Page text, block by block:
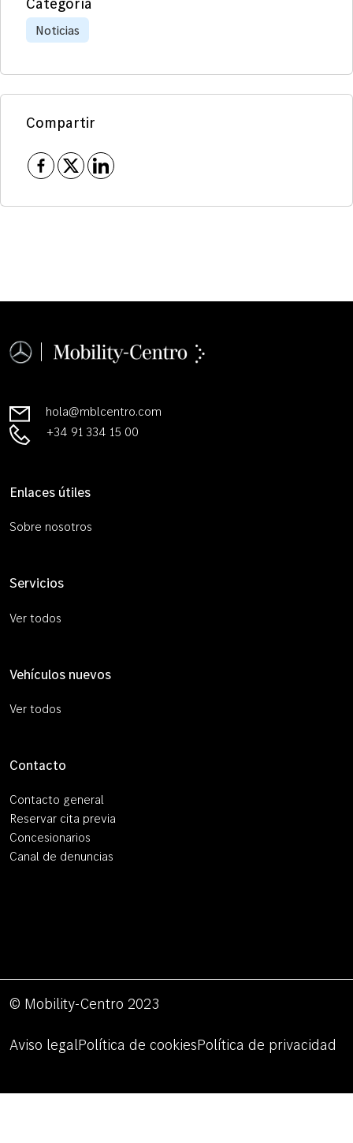
Noticias
Compartir
hola@mblcentro.com
+34 91 334 15 00
Enlaces útiles
Sobre nosotros
Servicios
Ver todos
Vehículos nuevos
Ver todos
Contacto
Contacto general
Reservar cita previa
Concesionarios
Canal de denuncias
© Mobility-Centro 2023
Aviso legalPolítica de cookiesPolítica de privacidad